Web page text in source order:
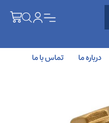
درباره ما تماس با ما